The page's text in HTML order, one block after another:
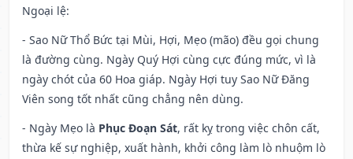
Ngoại lệ:
- Sao Nữ Thổ Bức tại Mùi, Hợi, Mẹo (mão) đều gọi chung
là đường cùng. Ngày Quý Hợi cùng cực đúng mức, vì là
ngày chót của 60 Hoa giáp. Ngày Hợi tuy Sao Nữ Đăng
Viên song tốt nhất cũng chẳng nên dùng.
- Ngày Mẹo là Phục Đoạn Sát, rất kỵ trong việc chôn cất,
thừa kế sự nghiệp, xuất hành, khởi công làm lò nhuộm lò